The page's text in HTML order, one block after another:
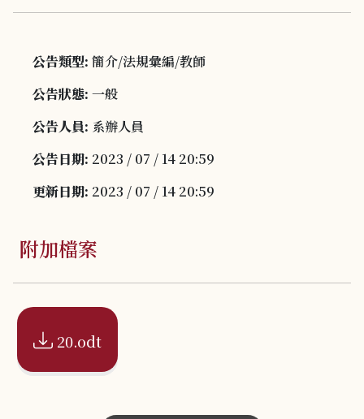
公告類型: 簡介/法規彙編/教師
公告狀態: 一般
公告人員: 系辦人員
公告日期: 2023 / 07 / 14 20:59
更新日期: 2023 / 07 / 14 20:59
附加檔案
20.odt